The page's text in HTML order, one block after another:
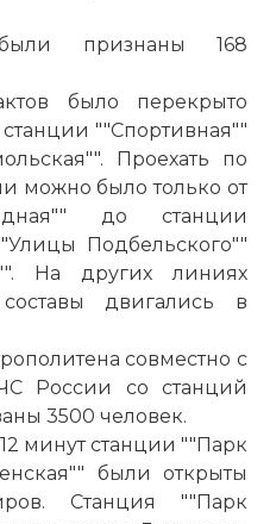
признаны 168
было перекрыто
""Спортивная""
Проехать по
можно было только от
до станции
Подбельского""
На других линиях
двигались в
совместно с
России со станций
3500 человек.
12 минут станции ""Парк
были открыты
Станция ""Парк